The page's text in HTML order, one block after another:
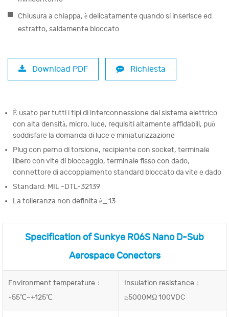
Chiusura a chiappa, è delicatamente quando si inserisce ed
estratto, saldamente bloccato
Download PDF Richiesta
È usato per tutti i tipi di interconnessione del sistema elettrico
con alta densità, micro, luce, requisiti altamente affidabili, può
soddisfare la domanda di luce e miniaturizzazione
Plug con perno di torsione, recipiente con socket, terminale
libero con vite di bloccaggio, terminale fisso con dado,
connettore di accoppiamento standard bloccato da vite e dado
Standard: MIL -DTL-32139
La tolleranza non definita è_.13
Specification of Sunkye R06S Nano D-Sub
Aerospace Conectors
Environment temperature：
-55℃~+125℃
Insulation resistance：
≥5000MΩ 100VDC